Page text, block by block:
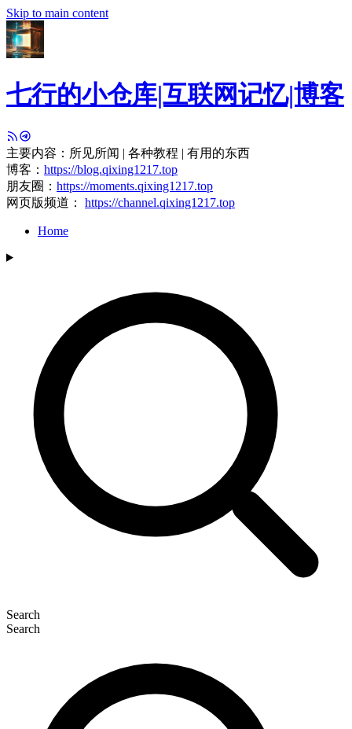
Skip to main content
七行的小仓库|互联网记忆|博客
主要内容：所见所闻 | 各种教程 | 有用的东西
博客： https://blog.qixing1217.top
朋友圈： https://moments.qixing1217.top
网页版频道： https://channel.qixing1217.top
Home
Search
Search